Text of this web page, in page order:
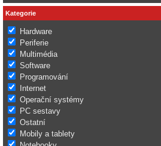
Kategorie
Hardware
Periferie
Multimédia
Software
Programování
Internet
Operační systémy
PC sestavy
Ostatní
Mobily a tablety